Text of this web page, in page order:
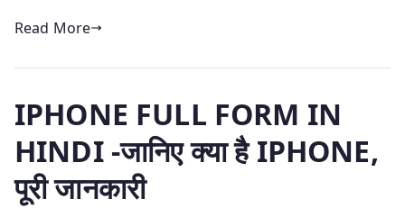
Read More
IPHONE FULL FORM IN
HINDI -जानिए क्या है IPHONE,
पूरी जानकारी